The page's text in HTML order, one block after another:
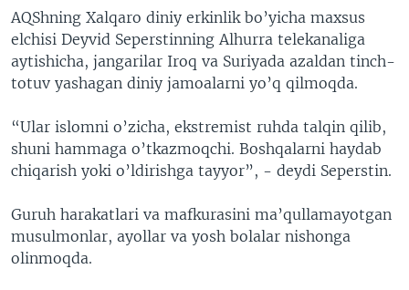
AQShning Xalqaro diniy erkinlik bo’yicha maxsus
elchisi Deyvid Seperstinning Alhurra telekanaliga
aytishicha, jangarilar Iroq va Suriyada azaldan tinch-
totuv yashagan diniy jamoalarni yo’q qilmoqda.
“Ular islomni o’zicha, ekstremist ruhda talqin qilib,
shuni hammaga o’tkazmoqchi. Boshqalarni haydab
chiqarish yoki o’ldirishga tayyor”, - deydi Seperstin.
Guruh harakatlari va mafkurasini ma’qullamayotgan
musulmonlar, ayollar va yosh bolalar nishonga
olinmoqda.